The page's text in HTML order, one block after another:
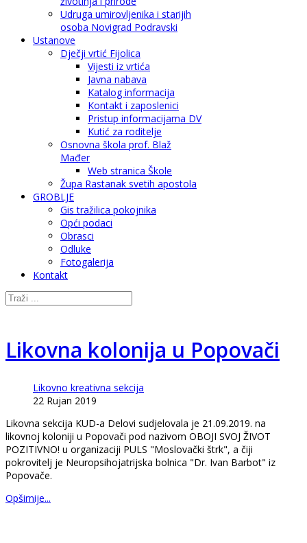
Udruga umirovljenika i starijih
osoba Novigrad Podravski
Ustanove
Dječji vrtić Fijolica
Vijesti iz vrtića
Javna nabava
Katalog informacija
Kontakt i zaposlenici
Pristup informacijama DV
Kutić za roditelje
Osnovna škola prof. Blaž
Mađer
Web stranica Škole
Župa Rastanak svetih apostola
GROBLJE
Gis tražilica pokojnika
Opći podaci
Obrasci
Odluke
Fotogalerija
Kontakt
Likovna kolonija u Popovači
Likovno kreativna sekcija
22 Rujan 2019
Likovna sekcija KUD-a Delovi sudjelovala je 21.09.2019. na
likovnoj koloniji u Popovači pod nazivom OBOJI SVOJ ŽIVOT
POZITIVNO! u organizaciji PULS "Moslovački štrk", a čiji
pokrovitelj je Neuropsihojatrijska bolnica "Dr. Ivan Barbot" iz
Popovače.
Opširnije...